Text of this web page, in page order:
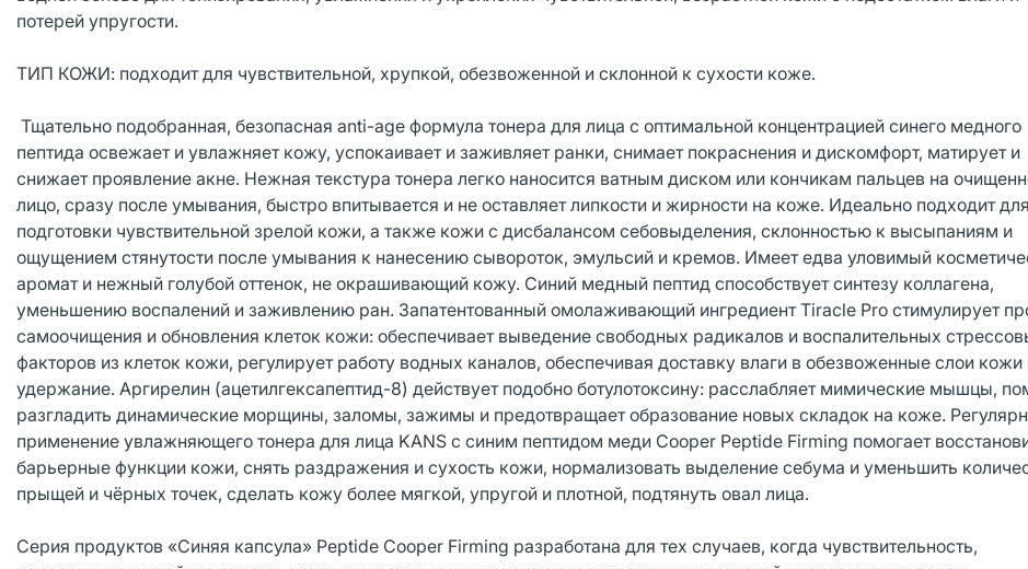
потерей упругости.
ТИП КОЖИ: подходит для чувствительной, хрупкой, обезвоженной и склонной к сухости коже.
Тщательно подобранная, безопасная anti-age формула тонера для лица с оптимальной концентрацией синего медного
пептида освежает и увлажняет кожу, успокаивает и заживляет ранки, снимает покраснения и дискомфорт, матирует и
снижает проявление акне. Нежная текстура тонера легко наносится ватным диском или кончикам пальцев на
лицо, сразу после умывания, быстро впитывается и не оставляет липкости и жирности на коже. Идеально подходит для
подготовки чувствительной зрелой кожи, а также кожи с дисбалансом себовыделения, склонностью к высыпаниям и
ощущением стянутости после умывания к нанесению сывороток, эмульсий и кремов. Имеет едва уловимый
аромат и нежный голубой оттенок, не окрашивающий кожу. Синий медный пептид способствует синтезу коллагена,
уменьшению воспалений и заживлению ран. Запатентованный омолаживающий ингредиент Tiracle Pro стимулирует
самоочищения и обновления клеток кожи: обеспечивает выведение свободных радикалов и воспалительных
факторов из клеток кожи, регулирует работу водных каналов, обеспечивая доставку влаги в обезвоженные слои кожи
удержание. Аргирелин (ацетилгексапептид-8) действует подобно ботулотоксину: расслабляет мимические мышцы,
разгладить динамические морщины, заломы, зажимы и предотвращает образование новых складок на коже.
применение увлажняющего тонера для лица KANS с синим пептидом меди Cooper Peptide Firming помогает
барьерные функции кожи, снять раздражения и сухость кожи, нормализовать выделение себума и уменьшить
прыщей и чёрных точек, сделать кожу более мягкой, упругой и плотной, подтянуть овал лица.
Серия продуктов «Синяя капсула» Peptide Cooper Firming разработана для тех случаев, когда чувствительность,